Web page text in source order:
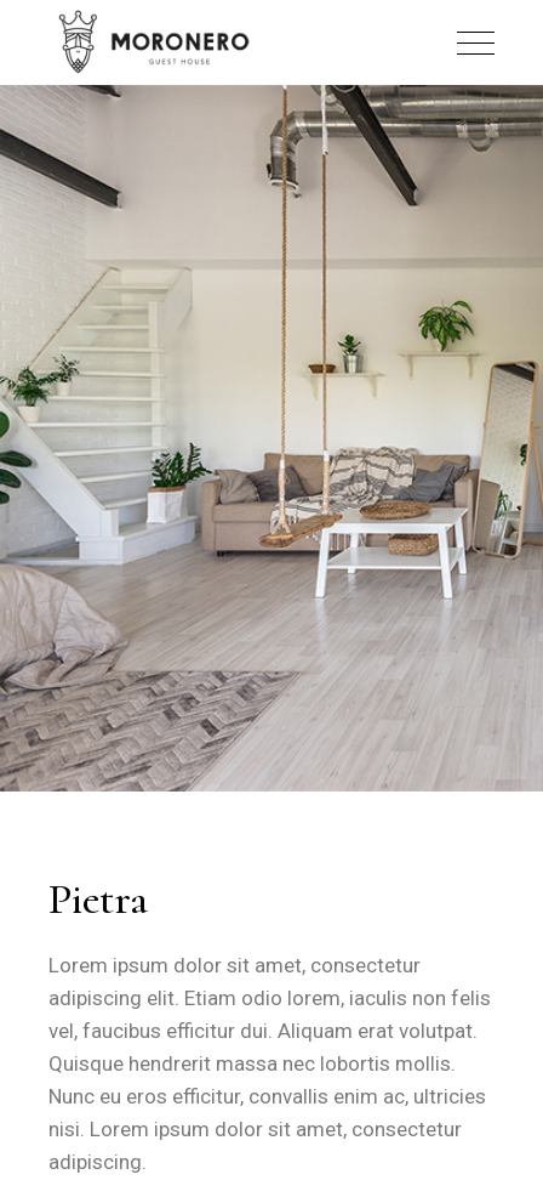
Pietra
Lorem ipsum dolor sit amet, consectetur
adipiscing elit. Etiam odio lorem, iaculis non felis
vel, faucibus efficitur dui. Aliquam erat volutpat.
Quisque hendrerit massa nec lobortis mollis.
Nunc eu eros efficitur, convallis enim ac, ultricies
nisi. Lorem ipsum dolor sit amet, consectetur
adipiscing.